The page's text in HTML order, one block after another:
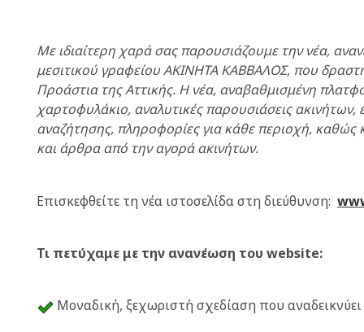
Με ιδιαίτερη χαρά σας παρουσιάζουμε την νέα,
μεσιτικού γραφείου ΑΚΙΝΗΤΑ ΚΑΒΒΑΛΟΣ, που
Προάστια της Αττικής. Η νέα, αναβαθμισμένη
χαρτοφυλάκιο, αναλυτικές παρουσιάσεις ακινήτων,
αναζήτησης, πληροφορίες για κάθε περιοχή, καθώς
και άρθρα από την αγορά ακινήτων.
Επισκεφθείτε τη νέα ιστοσελίδα στη διεύθυνση:
Τι πετύχαμε με την ανανέωση του website:
Μοναδική, ξεχωριστή σχεδίαση που